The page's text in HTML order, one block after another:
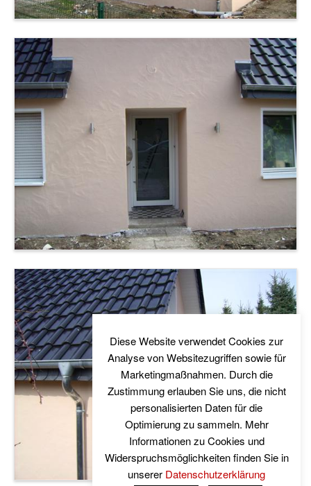
Diese Website verwendet Cookies zur
Analyse von Websitezugriffen sowie für
Marketingmaßnahmen. Durch die
Zustimmung erlauben Sie uns, die nicht
personalisierten Daten für die
Optimierung zu sammeln. Mehr
Informationen zu Cookies und
Widerspruchsmöglichkeiten finden Sie in
unserer Datenschutzerklärung